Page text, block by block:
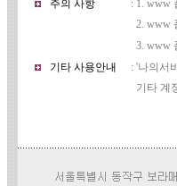
주의 사항
: 1. www
2. www
3. www
기타 사용안내
: '나의서
기타 계